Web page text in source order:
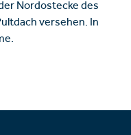
Nordostecke des
versehen. In